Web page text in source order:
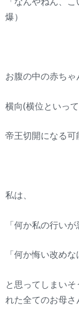
爆）
お腹の中の赤ちゃ
横向(横位といっ
帝王切開になる可
私は、
「何か私の行い
「何か悔い改め
と思ってしまい
れた全てのお母さ